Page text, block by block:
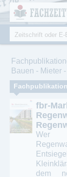
Suchformular
Suche
Bauen - Mieter
fbr-
Wer
dem
Cookie-